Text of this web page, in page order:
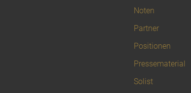
Noten
Partner
Positionen
Pressematerial
Solist